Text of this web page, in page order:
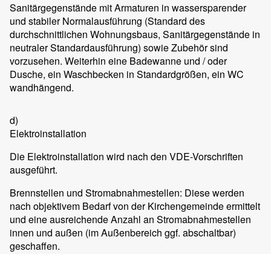
Sanitärgegenstände mit Armaturen in wassersparender
und stabiler Normalausführung (Standard des
durchschnittlichen Wohnungsbaus, Sanitärgegenstände in
neutraler Standardausführung) sowie Zubehör sind
vorzusehen. Weiterhin eine Badewanne und / oder
Dusche, ein Waschbecken in Standardgrößen, ein WC
wandhängend.
d)
Elektroinstallation
Die Elektroinstallation wird nach den VDE-Vorschriften
ausgeführt.
Brennstellen und Stromabnahmestellen: Diese werden
nach objektivem Bedarf von der Kirchengemeinde ermittelt
und eine ausreichende Anzahl an Stromabnahmestellen
innen und außen (im Außenbereich ggf. abschaltbar)
geschaffen.